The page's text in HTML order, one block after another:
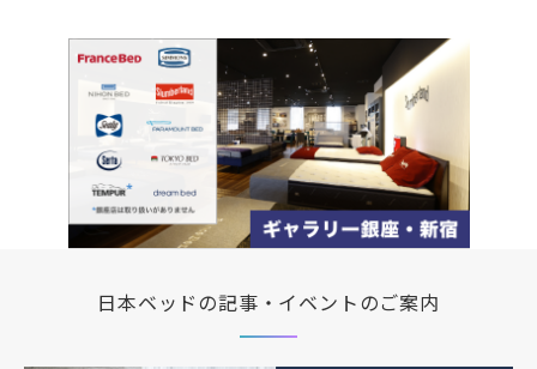
日本ベッドの記事・イベントのご案内